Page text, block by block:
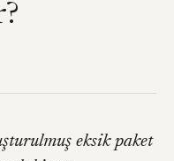
eksik paket